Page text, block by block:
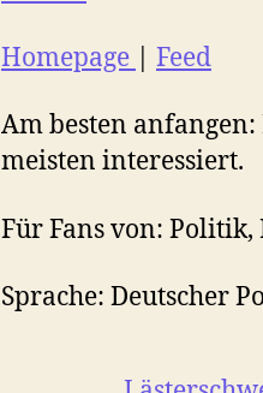
Homepage Feed
Am besten anfangen:
meisten interessiert.
Für Fans von: Politik,
Sprache: Deutscher